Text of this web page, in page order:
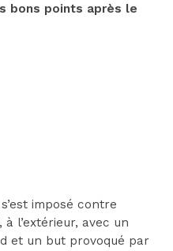
bons points après le
imposé contre
l’extérieur, avec un
et un but provoqué par